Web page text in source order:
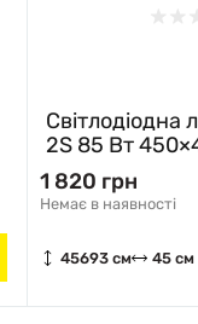
Світлодіодна
2S 85 Вт
Керується
пульта) 10406
1 820 грн
Немає в наявності
45693 см 45 см